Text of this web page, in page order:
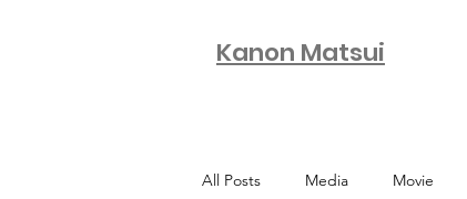
Kanon Matsui
All Posts Media Movie